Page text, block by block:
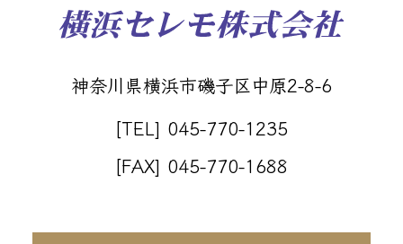
神奈川県横浜市磯子区中原2-8-6
[TEL] 045-770-1235
[FAX] 045-770-1688